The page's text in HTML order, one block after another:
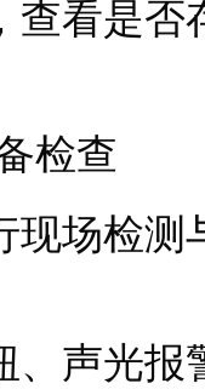
查看是
检查
现场检
、声光